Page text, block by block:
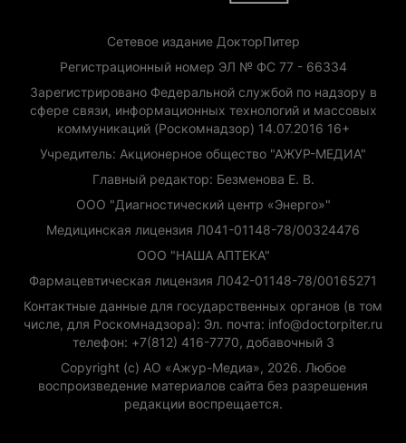
Сетевое издание ДокторПитер
Регистрационный номер ЭЛ № ФС 77 - 66334
Зарегистрировано Федеральной службой по надзору в
сфере связи, информационных технологий и массовых
коммуникаций (Роскомнадзор) 14.07.2016 16+
Учредитель: Акционерное общество "АЖУР-МЕДИА"
Главный редактор: Безменова Е. В.
ООО "Диагностический центр «Энерго»"
Медицинская лицензия Л041-01148-78/00324476
ООО "НАША АПТЕКА"
Фармацевтическая лицензия Л042-01148-78/00165271
Контактные данные для государственных органов (в том
числе, для Роскомнадзора): Эл. почта: info@doctorpiter.ru
телефон: +7(812) 416-7770, добавочный 3
Copyright (с) АО «Ажур-Медиа», 2026. Любое
воспроизведение материалов сайта без разрешения
редакции воспрещается.